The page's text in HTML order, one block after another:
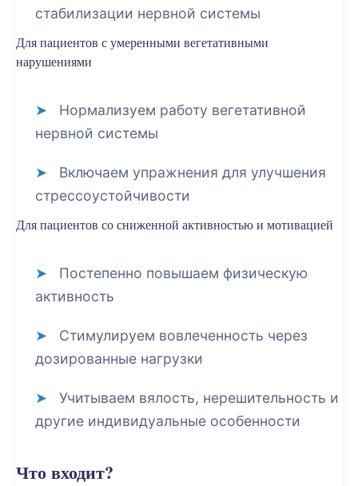
стабилизации нервной системы
Для пациентов с умеренными вегетативными
нарушениями
Нормализуем работу вегетативной
нервной системы
Включаем упражнения для улучшения
стрессоустойчивости
Для пациентов со сниженной активностью и мотивацией
Постепенно повышаем физическую
активность
Стимулируем вовлеченность через
дозированные нагрузки
Учитываем вялость, нерешительность и
другие индивидуальные особенности
Что входит?